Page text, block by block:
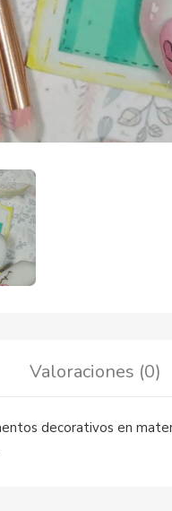
Valoraciones (0)
decorativos en